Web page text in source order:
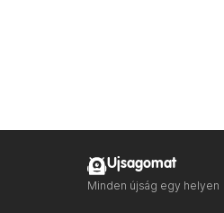
Ujsagomat
Minden újság egy helyen